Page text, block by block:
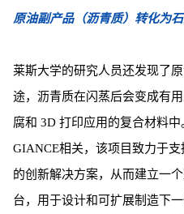
原油副产品（沥青质）转化为
莱斯大学的研究人员还发现了
途，沥青质在闪蒸后会变成有
腐和 3D 打印应用的复合材料
GIANCE相关，该项目致力于
的创新解决方案，从而建立一
台，用于设计和可扩展制造下